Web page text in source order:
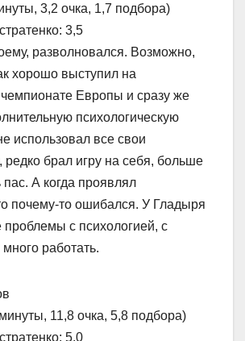
3,2 очка, 1,7 подбора)
3,5
разволновался. Возможно,
хорошо выступил на
Европы и сразу же
психологическую
использовал все свои
редко брал игру на себя, больше
пас. А когда проявлял
почему-то ошибался. У Гладыря
с психологией, с
работать.
11,8 очка, 5,8 подбора)
5,0